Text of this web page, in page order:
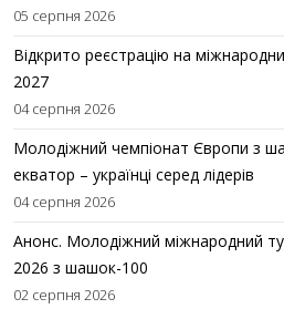
05 серпня 2026
Відкрито реєстрацію на
2027
04 серпня 2026
Молодіжний чемпіонат Європи з
екватор – українці серед лідерів
04 серпня 2026
Анонс. Молодіжний міжнародний
2026 з шашок-100
02 серпня 2026